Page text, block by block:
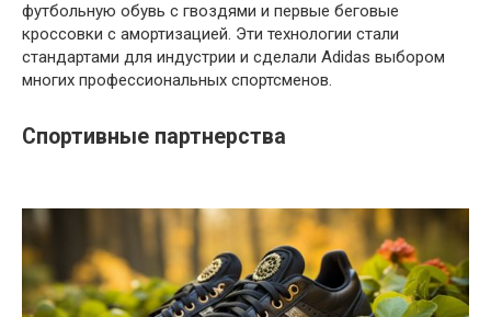
футбольную обувь с гвоздями и первые беговые
кроссовки с амортизацией. Эти технологии стали
стандартами для индустрии и сделали Adidas выбором
многих профессиональных спортсменов.
Спортивные партнерства